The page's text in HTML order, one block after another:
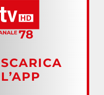
SCARICA
L’APP